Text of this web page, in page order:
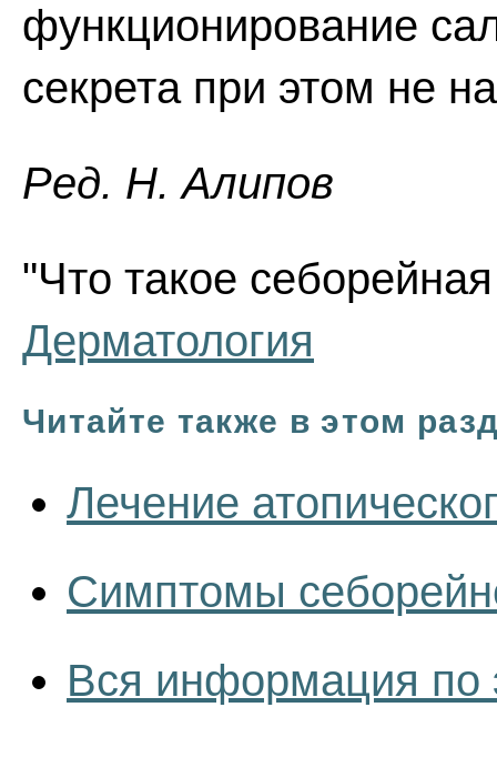
функционирование
секрета при этом не
Ред. Н. Алипов
"Что такое
Дерматология
Читайте также в этом
Лечение
Симптомы
Вся информация по